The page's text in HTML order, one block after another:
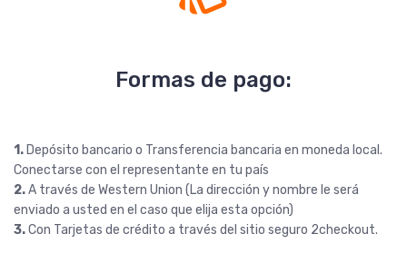
Formas de pago:
1. Depósito bancario o Transferencia bancaria en moneda local.
Conectarse con el representante en tu país
2.A través de Western Union (La dirección y nombre le será
enviado a usted en el caso que elija esta opción)
3.Con Tarjetas de crédito a través del sitio seguro 2checkout.